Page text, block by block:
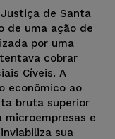
Justiça de Santa
de uma ação de
por uma
cobrar
Cíveis. A
econômico ao
bruta superior
e
sua